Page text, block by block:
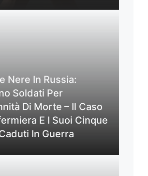
Nere In Russia:
Soldati Per
Di Morte – Il Caso
E I Suoi Cinque
In Guerra